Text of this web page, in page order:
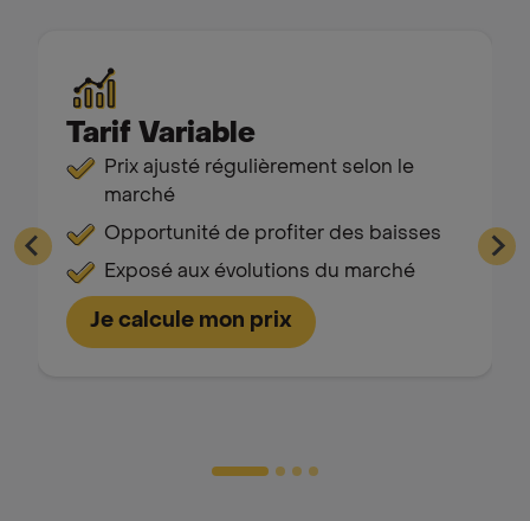
Tarif Variable
Prix ajusté régulièrement selon le
marché
Opportunité de profiter des baisses
Exposé aux évolutions du marché
Je calcule mon prix